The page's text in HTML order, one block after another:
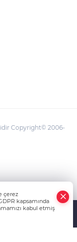
Copyright© 2006-
çerez
kapsamında
kabul etmiş